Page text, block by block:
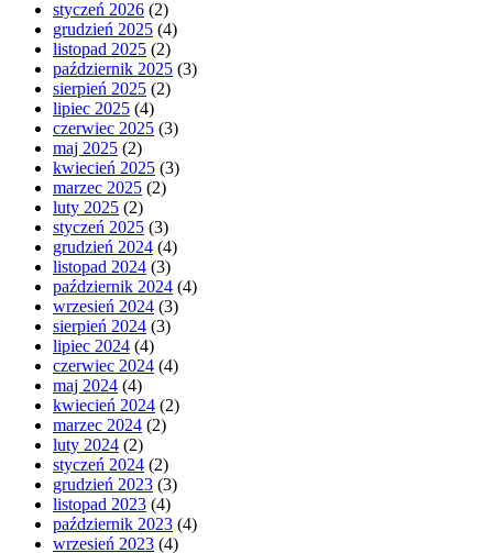
styczeń 2026 (2)
grudzień 2025 (4)
listopad 2025 (2)
październik 2025 (3)
sierpień 2025 (2)
lipiec 2025 (4)
czerwiec 2025 (3)
maj 2025 (2)
kwiecień 2025 (3)
marzec 2025 (2)
luty 2025 (2)
styczeń 2025 (3)
grudzień 2024 (4)
listopad 2024 (3)
październik 2024 (4)
wrzesień 2024 (3)
sierpień 2024 (3)
lipiec 2024 (4)
czerwiec 2024 (4)
maj 2024 (4)
kwiecień 2024 (2)
marzec 2024 (2)
luty 2024 (2)
styczeń 2024 (2)
grudzień 2023 (3)
listopad 2023 (4)
październik 2023 (4)
wrzesień 2023 (4)